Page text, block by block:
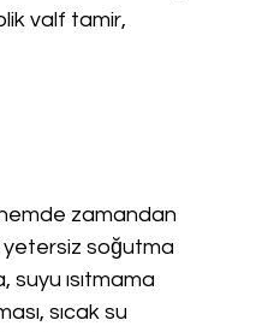
valf tamir,
hemde zamandan
yetersiz soğutma
ısıtmama
sıcak su